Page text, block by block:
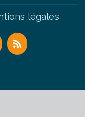
légales